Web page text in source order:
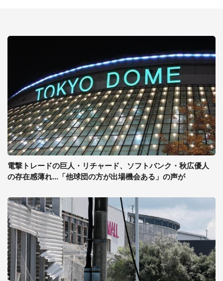
電撃トレードの巨人・リチャード、ソフトバンク・秋広優人
の存在感薄れ...「他球団の方が出場機会ある」の声が